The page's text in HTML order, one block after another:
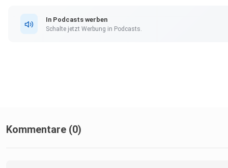
In Podcasts werben
Schalte jetzt Werbung in Podcasts.
Kommentare (0)